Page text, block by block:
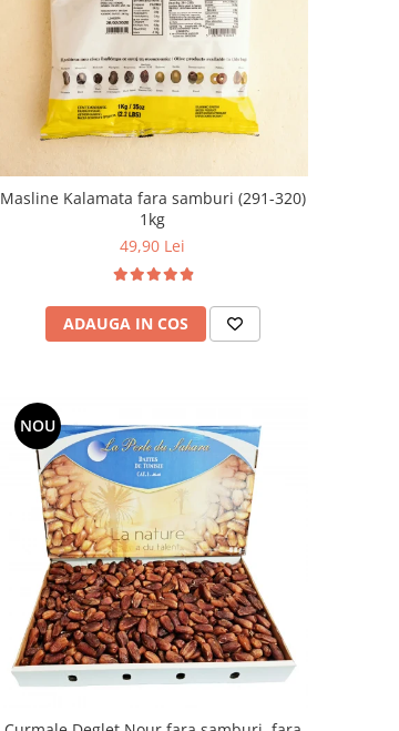
Masline Kalamata fara samburi (291-320)
1kg
49,90 Lei
ADAUGA IN COS
NOU